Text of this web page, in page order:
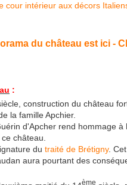
du château est ici -
:
construction du château
la famille Apchier.
d'Apcher rend hommage à
château.
du traité de Brétigny.
aura pourtant des
ème